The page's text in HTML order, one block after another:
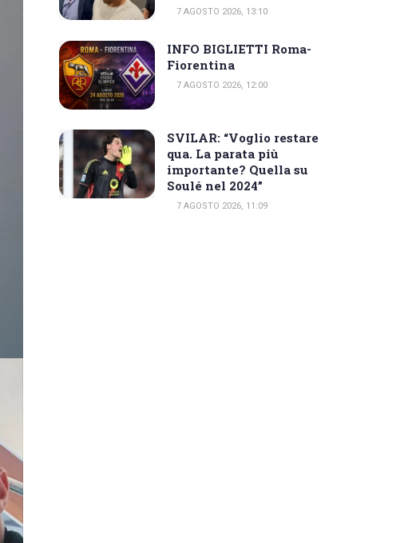
7 AGOSTO 2026, 13:10
INFO BIGLIETTI Roma-
Fiorentina
7 AGOSTO 2026, 12:00
SVILAR: “Voglio restare
qua. La parata più
importante? Quella su
Soulé nel 2024”
7 AGOSTO 2026, 11:09